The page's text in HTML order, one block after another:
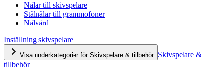
Nålar till skivspelare
Stålnålar till grammofoner
Nålvård
Inställning skivspelare
Visa underkategorier för Skivspelare & tillbehör Skivspelare &
tillbehör